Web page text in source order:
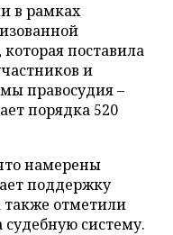
в рамках
поставила
и
правосудия –
порядка 520
намерены
поддержку
также отметили
систему.